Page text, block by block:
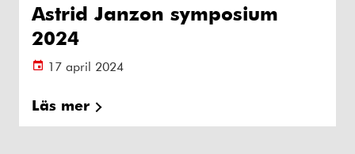
Astrid Janzon symposium
2024
17 april 2024
Läs mer